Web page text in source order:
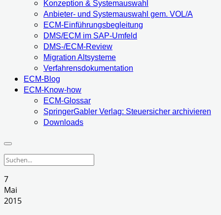
Konzeption & Systemauswahl
Anbieter- und Systemauswahl gem. VOL/A
ECM-Einführungsbegleitung
DMS/ECM im SAP-Umfeld
DMS-/ECM-Review
Migration Altsysteme
Verfahrensdokumentation
ECM-Blog
ECM-Know-how
ECM-Glossar
SpringerGabler Verlag: Steuersicher archivieren
Downloads
7
Mai
2015